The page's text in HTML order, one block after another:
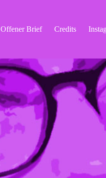
Offener Brief
Credits